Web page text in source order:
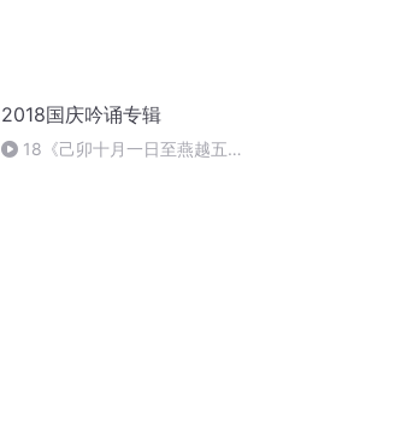
2018国庆吟诵专辑
18《己卯十月一日至燕越五